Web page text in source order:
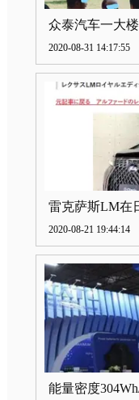
众泰汽车一大
2020-08-31 14:17:55
2020-08-21 19:44:14